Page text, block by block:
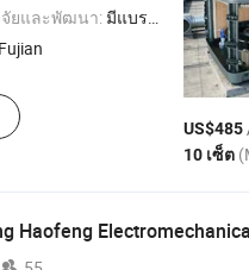
ยและพัฒนา:มีแบรนด์ของตนเอง,ODM,OEM
US$485
10 เซ็ต
Haofeng